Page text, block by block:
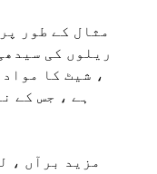
مثال کے طور
ریلوں کی
، شیٹ کا
ہے ، جس کے
مزید برآں ،